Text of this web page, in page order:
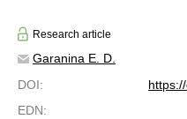
Research article
Garanina E. D.
DOI:
EDN: